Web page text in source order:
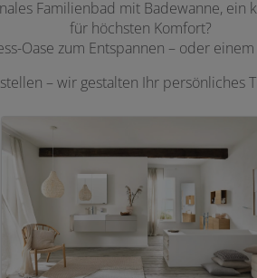
Familienbad mit Badewanne,
für höchsten Komfort?
Oase zum Entspannen – oder
– wir gestalten Ihr persönliches